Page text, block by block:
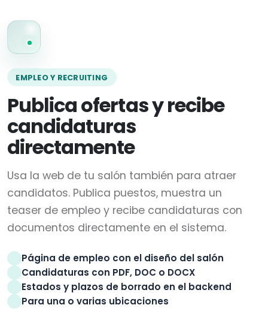
EMPLEO Y RECRUITING
Publica ofertas y recibe
candidaturas
directamente
Usa la web de tu salón también para atraer
candidatos. Publica puestos, muestra un
teaser de empleo y recibe candidaturas con
documentos directamente en el sistema.
Página de empleo con el diseño del salón
Candidaturas con PDF, DOC o DOCX
Estados y plazos de borrado en el backend
Para una o varias ubicaciones